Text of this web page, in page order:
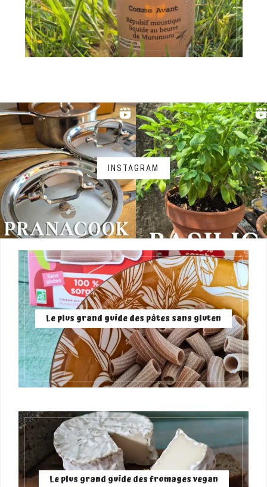
INSTAGRAM
Le plus grand guide des pâtes sans gluten
Le plus grand guide des fromages vegan